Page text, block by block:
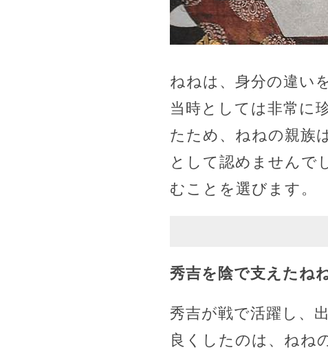
ねねは、身分の違い
当時としては非常に
たため、ねねの親族
として認めませんで
むことを選びます。
秀吉を陰で支えたね
秀吉が戦で活躍し、
良くしたのは、ねね